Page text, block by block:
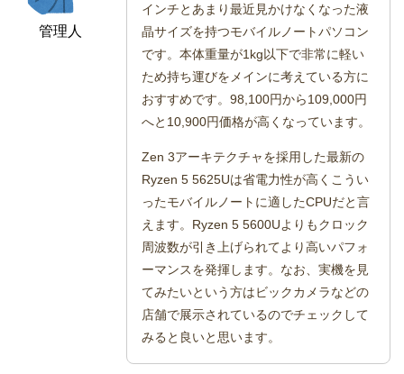
管理人
インチとあまり最近見かけなくなった液
晶サイズを持つモバイルノートパソコン
です。本体重量が1kg以下で非常に軽い
ため持ち運びをメインに考えている方に
おすすめです。98,100円から109,000円
へと10,900円価格が高くなっています。
Zen 3アーキテクチャを採用した最新の
Ryzen 5 5625Uは省電力性が高くこうい
ったモバイルノートに適したCPUだと言
えます。Ryzen 5 5600Uよりもクロック
周波数が引き上げられてより高いパフォ
ーマンスを発揮します。なお、実機を見
てみたいという方はビックカメラなどの
店舗で展示されているのでチェックして
みると良いと思います。